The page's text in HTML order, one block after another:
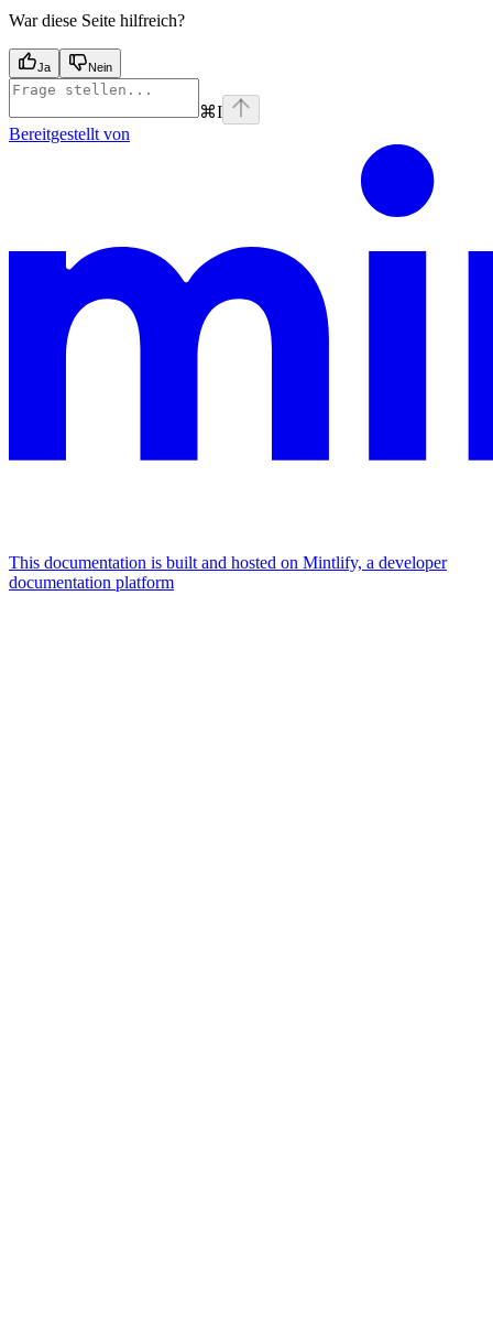
War diese Seite hilfreich?
Ja Nein
⌘I
Bereitgestellt von
This documentation is built and hosted on Mintlify, a developer
documentation platform